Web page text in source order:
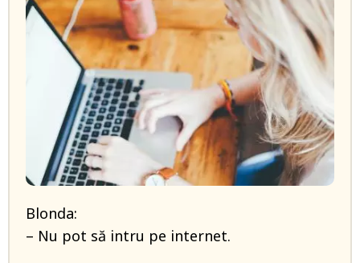
Blonda:
– Nu pot să intru pe internet.